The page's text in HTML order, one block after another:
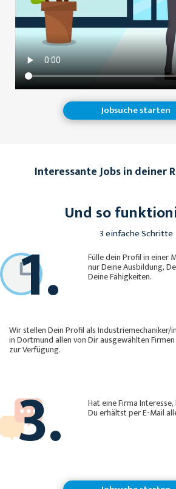
Jobsuche starten
Interessante Jobs in deiner
Und so
3 einfache Schritte
1. Fülle dein Profil in einer
nur Deine Ausbildung, Deine Berufserfahrung und
Deine Fähigkeiten.
Wir stellen Dein Profil als Industriemechaniker/in
in Dortmund allen von Dir ausgewählten Firmen
zur Verfügung.
3. Hat eine Firma
Du erhältst per E-Mail